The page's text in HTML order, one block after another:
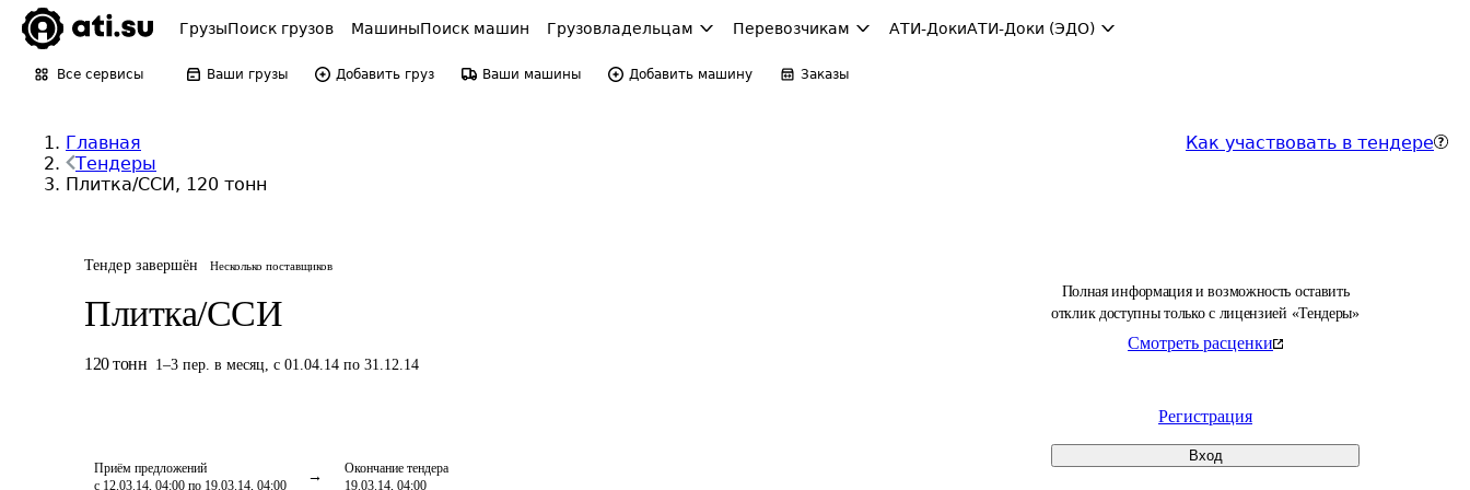
ГрузыПоиск грузов МашиныПоиск машин Грузовладельцам Перевозчикам АТИ-ДокиАТИ-Доки (ЭДО)
Все сервисы Ваши грузы Добавить груз Ваши машины Добавить машину Заказы
Главная
Тендеры
Плитка/ССИ, 120 тонн
Как участвовать в тендере
Тендер завершён Несколько поставщиков
Плитка/ССИ
120 тонн 1–3 пер. в месяц, с 01.04.14 по 31.12.14
Приём предложений
с 12.03.14, 04:00 по 19.03.14, 04:00
Окончание тендера
19.03.14, 04:00
Полная информация и возможность оставить
отклик доступны только с лицензией «Тендеры»
Смотреть расценки
Регистрация
Вход